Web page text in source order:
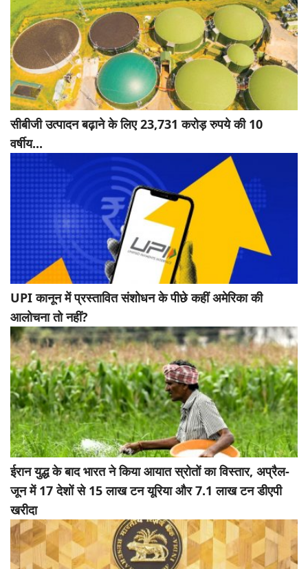
सीबीजी उत्पादन बढ़ाने के लिए 23,731 करोड़ रुपये की 10
वर्षीय...
UPI कानून में प्रस्तावित संशोधन के पीछे कहीं अमेरिका की
आलोचना तो नहीं?
ईरान युद्ध के बाद भारत ने किया आयात स्रोतों का विस्तार, अप्रैल-
जून में 17 देशों से 15 लाख टन यूरिया और 7.1 लाख टन डीएपी
खरीदा